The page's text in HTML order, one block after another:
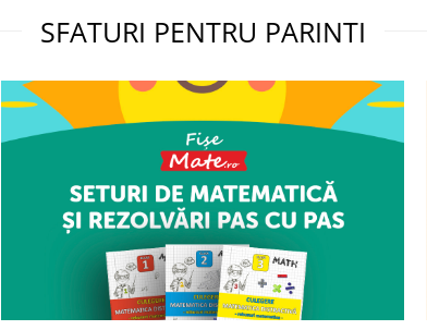
Activitatile sunt
atat la clasa, cat si
Invatare pas cu pas
Exercitii clare si
gata de completat
Material util
invatatori si elevi
Detalii:
SFATURI PENTRU PARINTI